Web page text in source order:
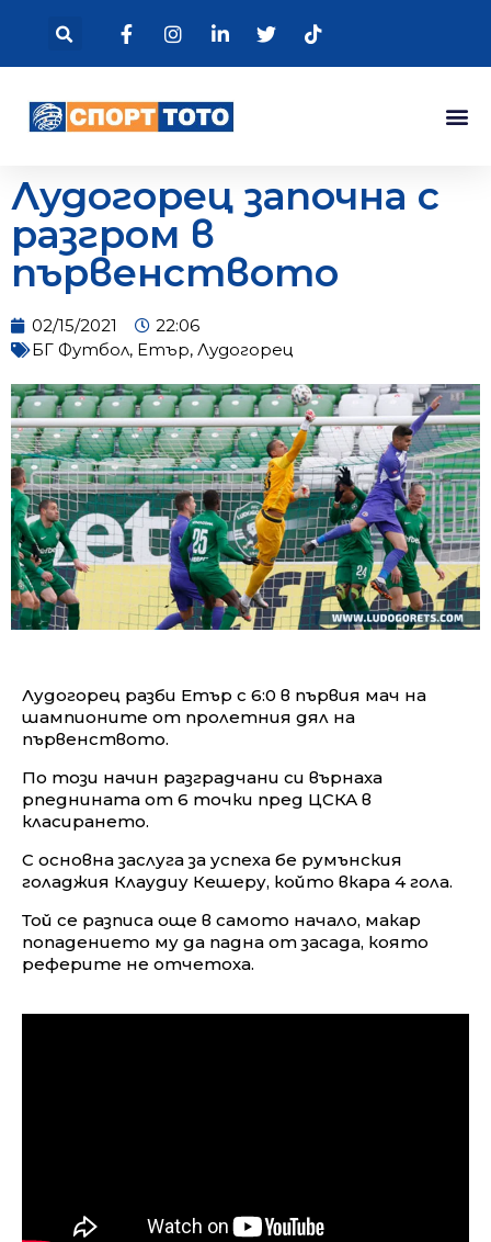
Лудогорец започна с
разгром в
първенството
02/15/2021
22:06
БГ Футбол, Етър, Лудогорец
Лудогорец разби Етър с 6:0 в първия мач на
шампионите от пролетния дял на
първенството.
По този начин разградчани си върнаха
рпеднината от 6 точки пред ЦСКА в
класирането.
С основна заслуга за успеха бе румънския
голаджия Клаудиу Кешеру, който вкара 4 гола.
Той се разписа още в самото начало, макар
попадението му да падна от засада, която
реферите не отчетоха.